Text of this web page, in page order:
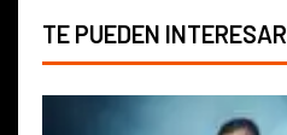
TE PUEDEN INTERESAR